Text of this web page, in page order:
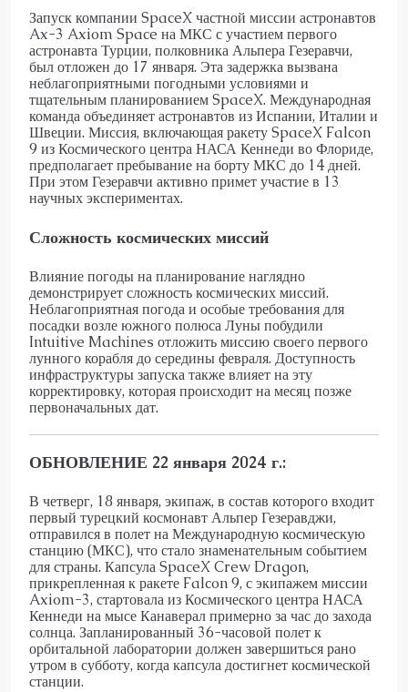
Запуск компании SpaceX частной миссии астронавтов
Ax-3 Axiom Space на МКС с участием первого
астронавта Турции, полковника Альпера Гезеравчи,
был отложен до 17 января. Эта задержка вызвана
неблагоприятными погодными условиями и
тщательным планированием SpaceX. Международная
команда объединяет астронавтов из Испании, Италии и
Швеции. Миссия, включающая ракету SpaceX Falcon
9 из Космического центра НАСА Кеннеди во Флориде,
предполагает пребывание на борту МКС до 14 дней.
При этом Гезеравчи активно примет участие в 13
научных экспериментах.
Сложность космических миссий
Влияние погоды на планирование наглядно
демонстрирует сложность космических миссий.
Неблагоприятная погода и особые требования для
посадки возле южного полюса Луны побудили
Intuitive Machines отложить миссию своего первого
лунного корабля до середины февраля. Доступность
инфраструктуры запуска также влияет на эту
корректировку, которая происходит на месяц позже
первоначальных дат.
ОБНОВЛЕНИЕ 22 января 2024 г.:
В четверг, 18 января, экипаж, в состав которого входит
первый турецкий космонавт Альпер Гезеравджи,
отправился в полет на Международную космическую
станцию (МКС), что стало знаменательным событием
для страны. Капсула SpaceX Crew Dragon,
прикрепленная к ракете Falcon 9, с экипажем миссии
Axiom-3, стартовала из Космического центра НАСА
Кеннеди на мысе Канаверал примерно за час до захода
солнца. Запланированный 36-часовой полет к
орбитальной лаборатории должен завершиться рано
утром в субботу, когда капсула достигнет космической
станции.